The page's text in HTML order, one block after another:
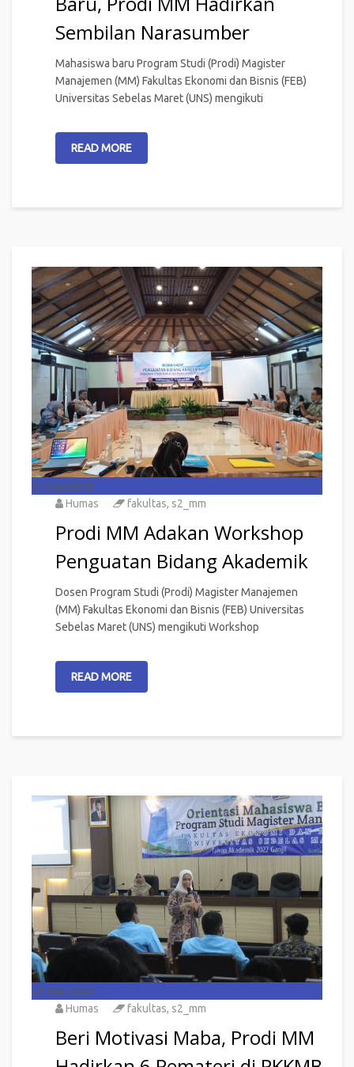
Sembilan Narasumber
Mahasiswa baru Program Studi (Prodi) Magister
Manajemen (MM) Fakultas Ekonomi dan Bisnis (FEB)
Universitas Sebelas Maret (UNS) mengikuti
READ MORE
07 Agu 2026
Humas
fakultas, s2_mm
Prodi MM Adakan Workshop
Penguatan Bidang Akademik
Dosen Program Studi (Prodi) Magister Manajemen
(MM) Fakultas Ekonomi dan Bisnis (FEB) Universitas
Sebelas Maret (UNS) mengikuti Workshop
READ MORE
21 Sep 2026
Humas
fakultas, s2_mm
Beri Motivasi Maba, Prodi MM